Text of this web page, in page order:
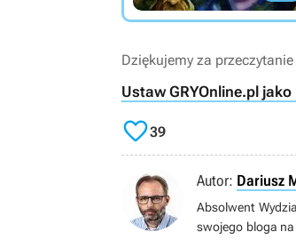
Dziękujemy za przeczytanie
Ustaw GRYOnline.pl
39
Autor: Dariusz
Absolwent
swojego bloga na